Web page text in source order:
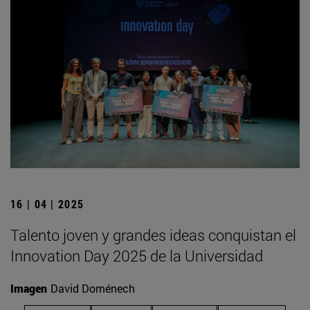
16 | 04 | 2025
Talento joven y grandes ideas conquistan el
Innovation Day 2025 de la Universidad
Imagen David Doménech